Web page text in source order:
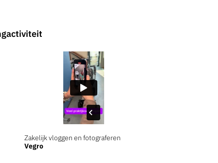
Zakelijk vloggen en fotograferen
Vegro